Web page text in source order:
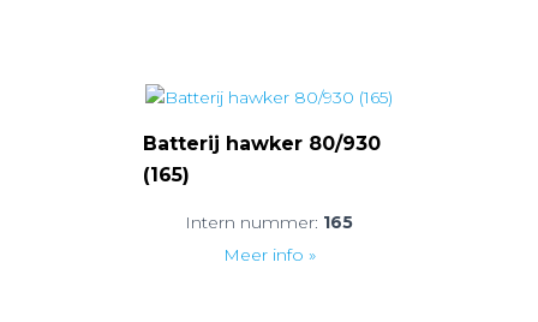
Batterij hawker 80/930
(165)
Intern nummer: 165
Meer info »